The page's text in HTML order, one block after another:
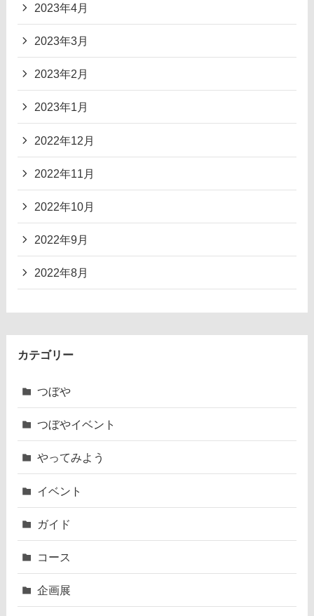
2023年4月
2023年3月
2023年2月
2023年1月
2022年12月
2022年11月
2022年10月
2022年9月
2022年8月
カテゴリー
つぼや
つぼやイベント
やってみよう
イベント
ガイド
コース
企画展